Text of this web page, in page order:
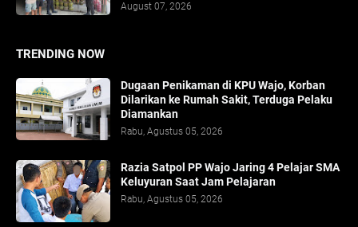
August 07, 2026
TRENDING NOW
Dugaan Penikaman di KPU Wajo, Korban
Dilarikan ke Rumah Sakit, Terduga Pelaku
Diamankan
Rabu, Agustus 05, 2026
Razia Satpol PP Wajo Jaring 4 Pelajar SMA
Keluyuran Saat Jam Pelajaran
Rabu, Agustus 05, 2026